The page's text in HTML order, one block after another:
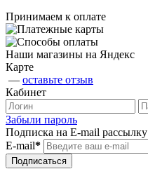
Принимаем к оплате
Наши магазины на Яндекс
Карте
— оставьте отзыв
Кабинет
Забыли пароль
Подписка на E-mail рассылку
E-mail*